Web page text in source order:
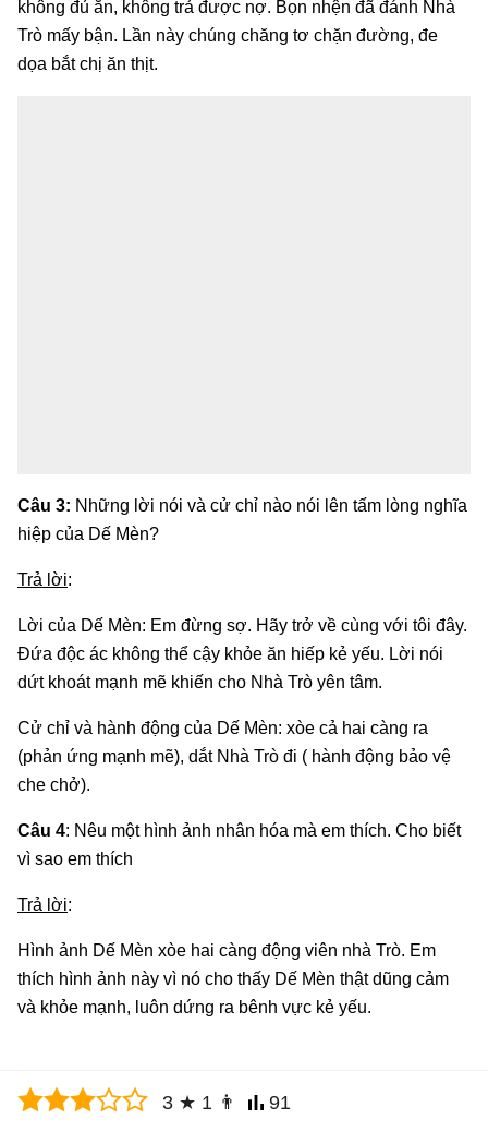
không đủ ăn, không trả được nợ. Bọn nhện đã đánh Nhà
Trò mấy bận. Lần này chúng chăng tơ chặn đường, đe
dọa bắt chị ăn thịt.
Câu 3: Những lời nói và cử chỉ nào nói lên tấm lòng nghĩa
hiệp của Dế Mèn?
Trả lời:
Lời của Dế Mèn: Em đừng sợ. Hãy trở về cùng với tôi đây.
Đứa độc ác không thể cậy khỏe ăn hiếp kẻ yếu. Lời nói
dứt khoát mạnh mẽ khiến cho Nhà Trò yên tâm.
Cử chỉ và hành động của Dế Mèn: xòe cả hai càng ra
(phản ứng mạnh mẽ), dắt Nhà Trò đi ( hành động bảo vệ
che chở).
Câu 4: Nêu một hình ảnh nhân hóa mà em thích. Cho biết
vì sao em thích
Trả lời:
Hình ảnh Dế Mèn xòe hai càng động viên nhà Trò. Em
thích hình ảnh này vì nó cho thấy Dế Mèn thật dũng cảm
và khỏe mạnh, luôn dứng ra bênh vực kẻ yếu.
3 ★ 1 👨 91